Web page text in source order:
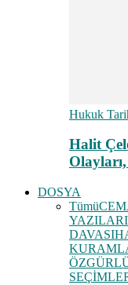
Hukuk
Halit
DOSYA
Tümü
YAZILARI
DAVASI